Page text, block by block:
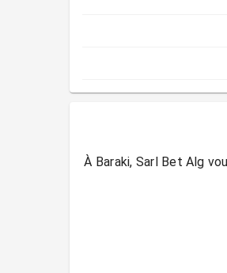
À Baraki, Sarl Bet Alg